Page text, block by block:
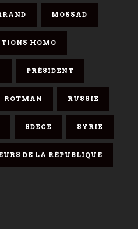
MOSSAD
HOMO
PRÉSIDENT
ROTMAN RUSSIE
SDECE SYRIE
DE LA RÉPUBLIQUE